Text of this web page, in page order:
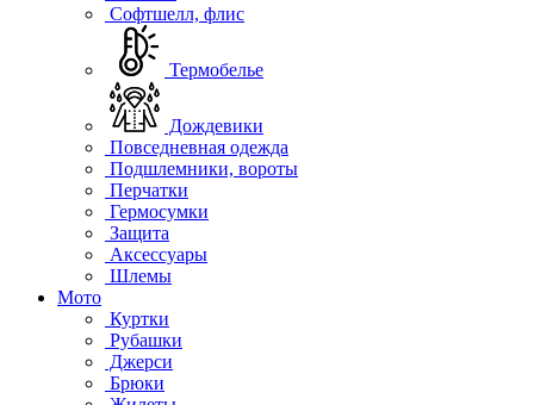
Софтшелл, флис
Термобелье
Дождевики
Повседневная одежда
Подшлемники, вороты
Перчатки
Гермосумки
Защита
Аксессуары
Шлемы
Мото
Куртки
Рубашки
Джерси
Брюки